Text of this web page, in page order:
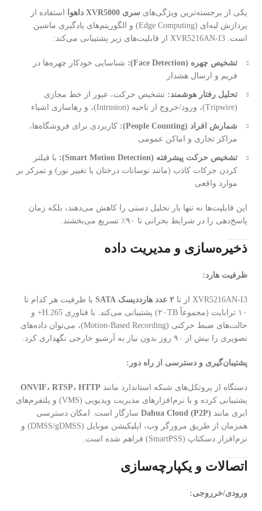
یکی از برجسته‌ترین ویژگی‌های سری XVR5000 داهوا
استفاده از
پردازش لبه‌ای (Edge Computing) و الگوریتم‌های یادگیری ماشین
است. XVR5216AN-I3 از قابلیت‌های زیر پشتیبانی می‌کند:
تشخیص چهره (Face Detection):
شناسایی خودکار چهره‌ها در
فریم و ارسال هشدار
تحلیل رفتار هوشمند: تشخیص حرکت، عبور از خط مجازی
(Tripwire)، ورود/خروج از ناحیه (Intrusion)، و رهاسازی اشیاء
شمارش افراد (People Counting):
کاربردی برای فروشگاه‌ها،
مراکز تجاری و اماکن عمومی
تشخیص حرکت پیشرفته (Smart Motion Detection):
با فیلتر
کردن حرکات کاذب (مانند نوسانات درختان یا تغییر نور) و تمرکز بر
موارد واقعی
این قابلیت‌ها نه تنها بار تحلیل دستی را کاهش می‌دهند، بلکه زمان
پاسخ‌دهی را در شرایط بحرانی تا ۹۰٪ تسریع می‌بخشند.
ذخیره‌سازی و مدیریت داده
ظرفیت هارد:
XVR5216AN-I3 از تا ۲ عدد هارددیسک SATA
با ظرفیت هر کدام تا
۱۰ ترابایت (مجموعاً ۲۰TB) پشتیبانی می‌کند. با فناوری H.265+ و
حالت‌های ضبط حرکتی (Motion-Based Recording)، می‌توان داده‌های
تصویری را بیش از ۹۰ روز بدون نیاز به آرشیو خارجی نگهداری کرد.
پشتیبان‌گیری و دسترسی از راه دور:
دستگاه از پروتکل‌های شبکه استاندارد مانند ONVIF، RTSP، HTTP
پشتیبانی کرده و با نرم‌افزارهای مدیریت ویدیویی (VMS) و پلتفرم‌های
ابری مانند Dahua Cloud (P2P) سازگار است. امکان دسترسی
همزمان از طریق مرورگر وب، اپلیکیشن موبایل (DMSS/gDMSS) و
نرم‌افزار دسکتاپ (SmartPSS) فراهم شده است.
اتصالات و یکپارچه‌سازی
ورودی/خرروجی: